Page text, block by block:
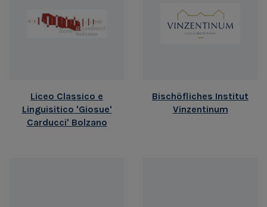
Liceo Classico e
Linguisitico 'Giosue'
Carducci' Bolzano
Bischöfliches Institut
Vinzentinum